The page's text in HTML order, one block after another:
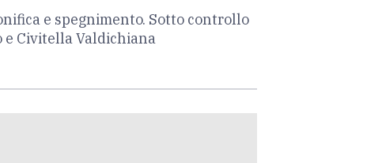
e spegnimento. Sotto controllo
e Civitella Valdichiana